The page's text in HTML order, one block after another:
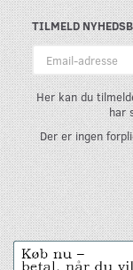
TILMELD
Her kan du
har
Der er ingen